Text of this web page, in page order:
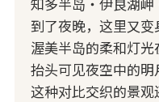
到了夜晚，这里又变
渥美半岛的柔和灯光
抬头可见夜空中的明
这种对比交织的景观